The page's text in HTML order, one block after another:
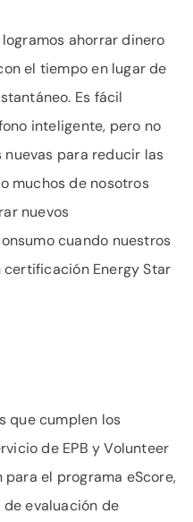
ahorrar dinero
el tiempo en lugar de
Es fácil
inteligente, pero no
para reducir las
muchos de nosotros
nuevos
cuando nuestros
Energy Star
que cumplen los
de EPB y Volunteer
el programa eScore,
evaluación de